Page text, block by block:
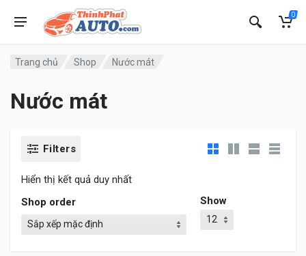
0
Trang chủ Shop Nước mát
Nước mát
Filters
Hiển thị kết quả duy nhất
Shop order
Show